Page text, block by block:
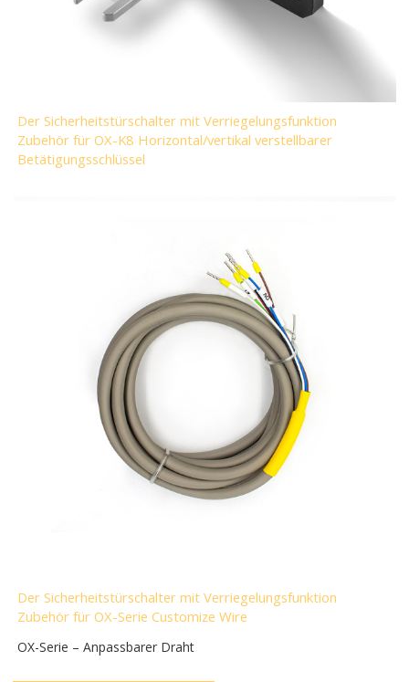
Der Sicherheitstürschalter mit Verriegelungsfunktion
Zubehör für OX-K8 Horizontal/vertikal verstellbarer
Betätigungsschlüssel
Der Sicherheitstürschalter mit Verriegelungsfunktion
Zubehör für OX-Serie Customize Wire
OX-Serie – Anpassbarer Draht